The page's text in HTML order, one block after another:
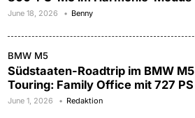
June 18, 2026 Benny
BMW M5
Südstaaten-Roadtrip im BMW M5
Touring: Family Office mit 727 PS
June 1, 2026 Redaktion